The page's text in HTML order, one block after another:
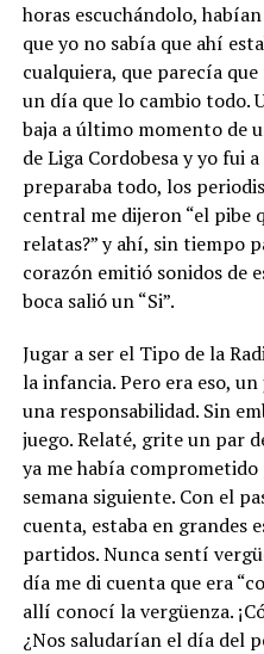
horas escuchándolo,
que yo no sabía que ahí
cualquiera, que parecía
un día que lo cambio todo.
baja a último momento de
de Liga Cordobesa y yo fui
preparaba todo, los
central me dijeron “el pibe
relatas?” y ahí, sin tiempo
corazón emitió sonidos de
boca salió un “Si”.
Jugar a ser el Tipo de la
la infancia. Pero era eso,
una responsabilidad. Sin
juego. Relaté, grite un par
ya me había
semana siguiente. Con el
cuenta, estaba en grandes
partidos. Nunca sentí
día me di cuenta que era
allí conocí la vergüenza.
¿Nos saludarían el día del